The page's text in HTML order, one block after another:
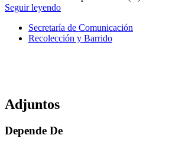
Seguir leyendo
Secretaría de Comunicación
Recolección y Barrido
Adjuntos
Depende De